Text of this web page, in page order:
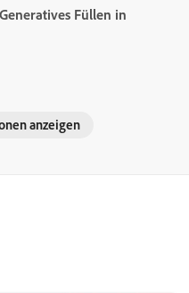
Füllen in
anzeigen